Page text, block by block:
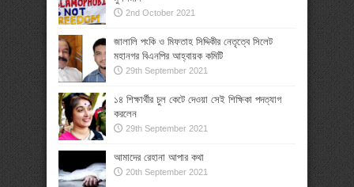
2nd October 2021
জালালি পংকি ও মিফতাহ সিদ্দিকীর নেতৃত্বে সিলেট
মহানগর বিএনপির আহ্বায়ক কমিটি
29th September 2021
১৪ শিক্ষার্থীর চুল কেটে দেওয়া সেই শিক্ষিকা পদত্যাগ
করলেন
29th September 2021
আমাদের রেহানা আপার কথা
20th September 2021